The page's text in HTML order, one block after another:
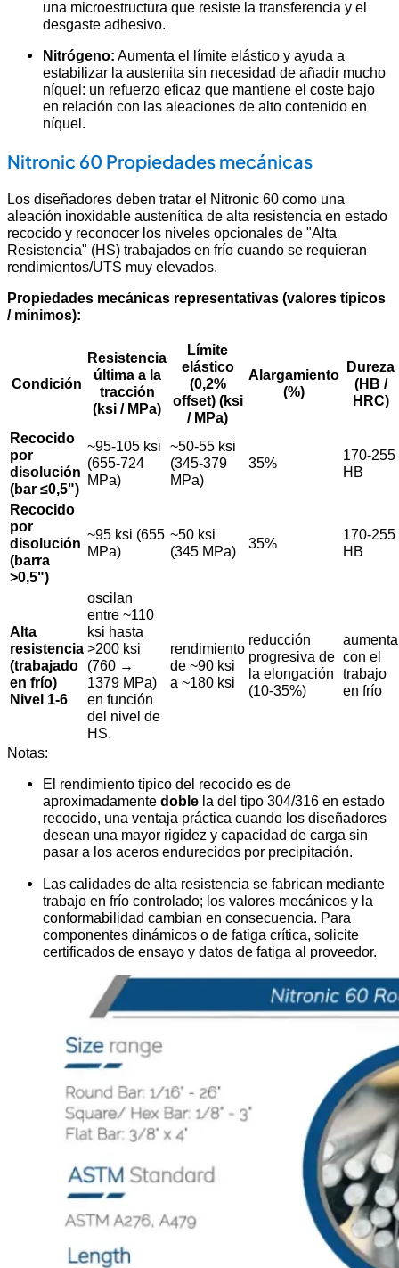
una microestructura que resiste la transferencia y el
desgaste adhesivo.
Nitrógeno: Aumenta el límite elástico y ayuda a
estabilizar la austenita sin necesidad de añadir mucho
níquel: un refuerzo eficaz que mantiene el coste bajo
en relación con las aleaciones de alto contenido en
níquel.
Nitronic 60 Propiedades mecánicas
Los diseñadores deben tratar el Nitronic 60 como una
aleación inoxidable austenítica de alta resistencia en estado
recocido y reconocer los niveles opcionales de "Alta
Resistencia" (HS) trabajados en frío cuando se requieran
rendimientos/UTS muy elevados.
Propiedades mecánicas representativas (valores típicos
/ mínimos):
Condición
Resistencia
última a la
tracción
(ksi / MPa)
Límite
elástico
(0,2%
offset) (ksi
/ MPa)
Alargamiento
(%)
Dureza
(HB /
HRC)
Recocido
por
disolución
(bar ≤0,5")
~95-105 ksi
(655-724
MPa)
~50-55 ksi
(345-379
MPa)
35%
170-255
HB
Recocido
por
disolución
(barra
>0,5")
~95 ksi (655
MPa)
~50 ksi
(345 MPa)
35%
170-255
HB
Alta
resistencia
(trabajado
en frío)
Nivel 1-6
oscilan
entre ~110
ksi hasta
>200 ksi
(760 →
1379 MPa)
en función
del nivel de
HS.
rendimiento
de ~90 ksi
a ~180 ksi
reducción
progresiva de
la elongación
(10-35%)
aumenta
con el
trabajo
en frío
Notas:
El rendimiento típico del recocido es de
aproximadamente doble la del tipo 304/316 en estado
recocido, una ventaja práctica cuando los diseñadores
desean una mayor rigidez y capacidad de carga sin
pasar a los aceros endurecidos por precipitación.
Las calidades de alta resistencia se fabrican mediante
trabajo en frío controlado; los valores mecánicos y la
conformabilidad cambian en consecuencia. Para
componentes dinámicos o de fatiga crítica, solicite
certificados de ensayo y datos de fatiga al proveedor.